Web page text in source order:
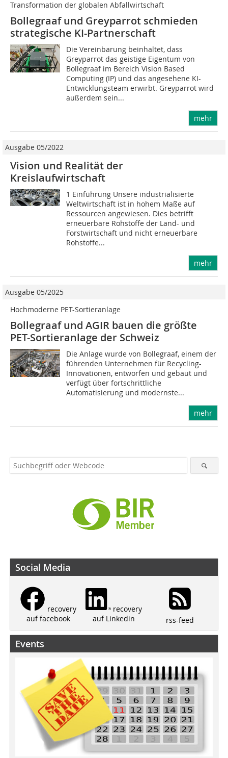
Transformation der globalen Abfallwirtschaft
Bollegraaf und Greyparrot schmieden
strategische KI-Partnerschaft
Die Vereinbarung beinhaltet, dass
Greyparrot das geistige Eigentum von
Bollegraaf im Bereich Vision Based
Computing (IP) und das angesehene KI-
Entwicklungsteam erwirbt. Greyparrot wird
außerdem sein...
mehr
Ausgabe 05/2022
Vision und Realität der
Kreislaufwirtschaft
1 Einführung Unsere industrialisierte
Weltwirtschaft ist in hohem Maße auf
Ressourcen angewiesen. Dies betrifft
erneuerbare Rohstoffe der Land- und
Forstwirtschaft und nicht erneuerbare
Rohstoffe...
mehr
Ausgabe 05/2025
Hochmoderne PET-Sortieranlage
Bollegraaf und AGIR bauen die größte
PET-Sortieranlage der Schweiz
Die Anlage wurde von Bollegraaf, einem der
führenden Unternehmen für Recycling-
Innovationen, entworfen und gebaut und
verfügt über fortschrittliche
Automatisierung und modernste...
mehr
Social Media
recovery
auf facebook
recovery
auf Linkedin
rss-feed
Events